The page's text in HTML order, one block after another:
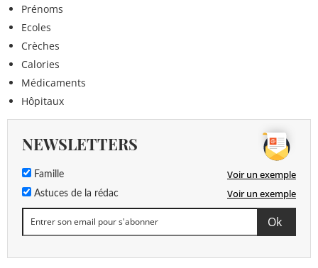
Prénoms
Ecoles
Crèches
Calories
Médicaments
Hôpitaux
NEWSLETTERS
Famille Voir un exemple
Astuces de la rédac Voir un exemple